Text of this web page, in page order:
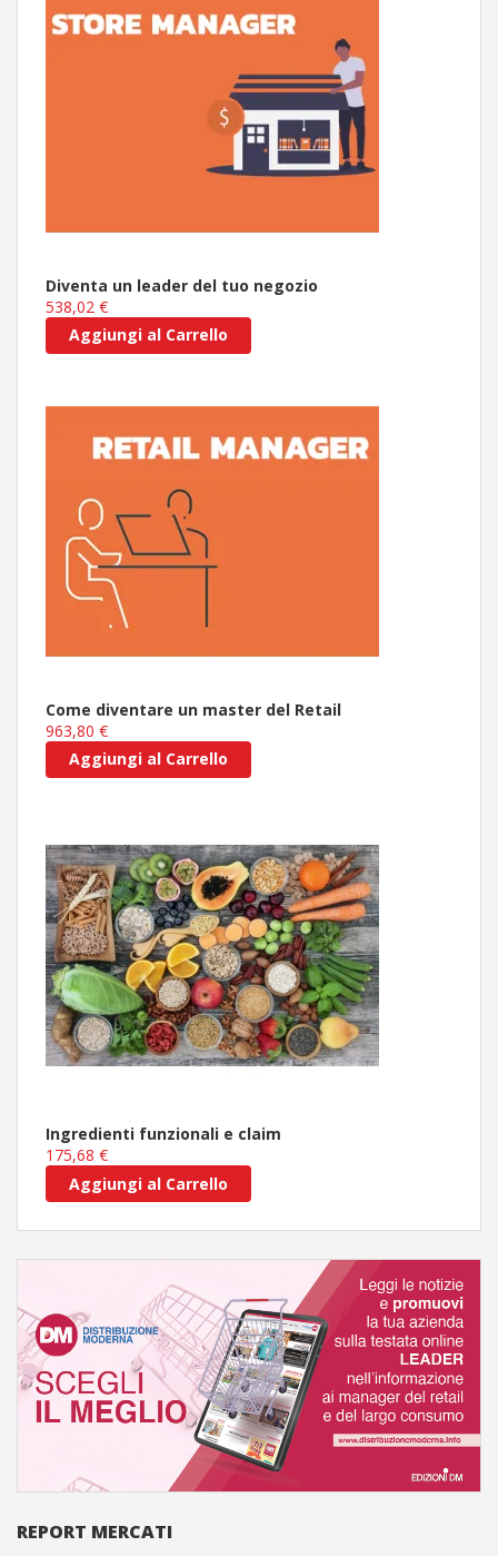
Diventa un leader del tuo negozio
538,02 €
Aggiungi al Carrello
Come diventare un master del Retail
963,80 €
Aggiungi al Carrello
Ingredienti funzionali e claim
175,68 €
Aggiungi al Carrello
REPORT MERCATI